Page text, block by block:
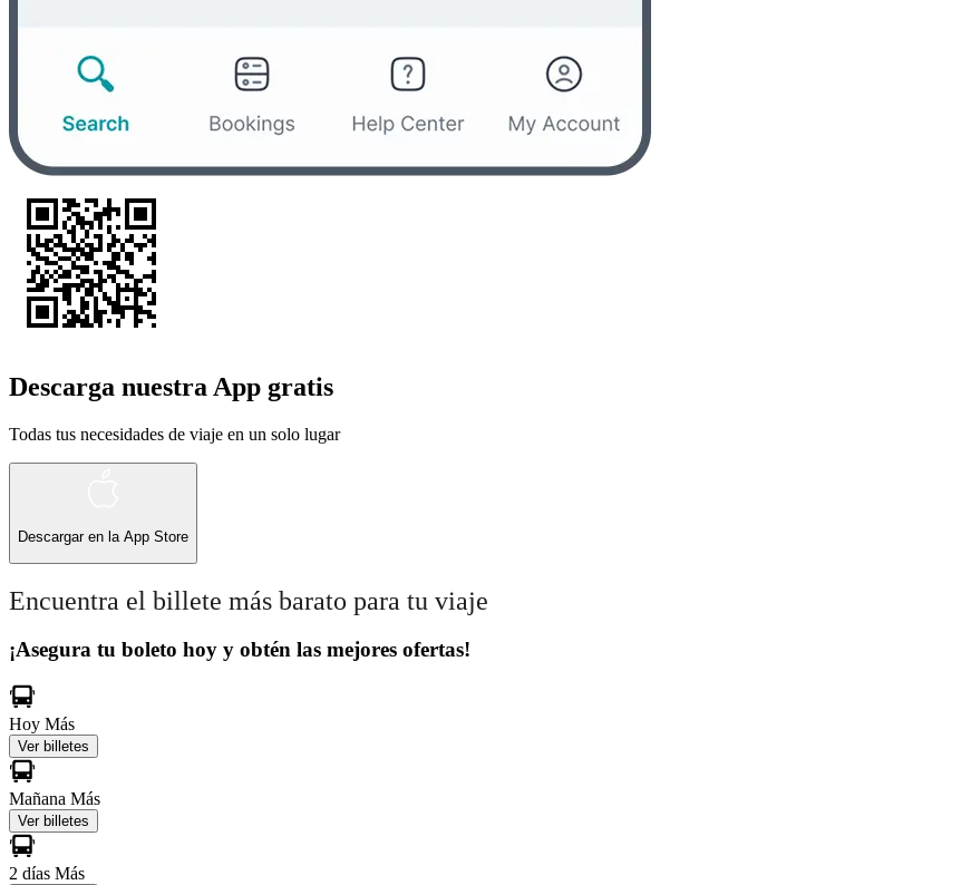
Descarga nuestra App gratis
Todas tus necesidades de viaje en un solo lugar
Descargar en la App Store
Encuentra el billete más barato para tu viaje
¡Asegura tu boleto hoy y obtén las mejores ofertas!
Hoy Más
Ver billetes
Mañana Más
Ver billetes
2 días Más